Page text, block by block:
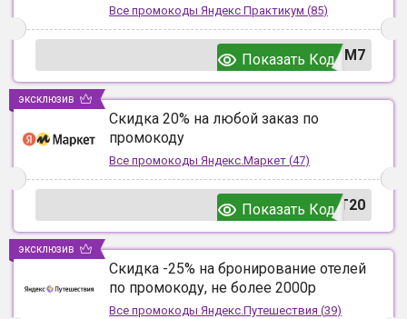
Все промокоды Яндекс Практикум (85)
UM7
Показать Код
Скидка 20% на любой заказ по
промокоду
Все промокоды Яндекс.Маркет (47)
T20
Показать Код
эксклюзив
Скидка -25% на бронирование отелей
по промокоду, не более 2000р
Все промокоды Яндекс.Путешествия (39)
эксклюзив